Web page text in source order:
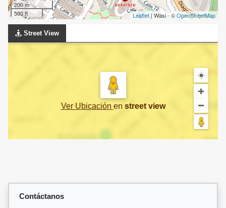
200 m
500 ft
Leaflet| Wasi - ©OpenStreetMap
Street View
Ver Ubicación en street view
Contáctanos